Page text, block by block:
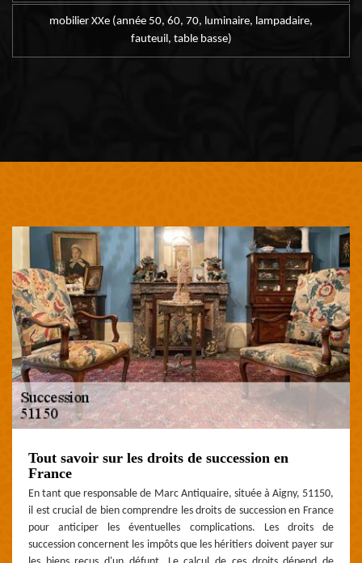
mobilier XXe (année 50, 60, 70, luminaire, lampadaire,
fauteuil, table basse)
Tout savoir sur les droits de succession en
France
En tant que responsable de Marc Antiquaire, située à Aigny, 51150,
il est crucial de bien comprendre les droits de succession en France
pour anticiper les éventuelles complications. Les droits de
succession concernent les impôts que les héritiers doivent payer sur